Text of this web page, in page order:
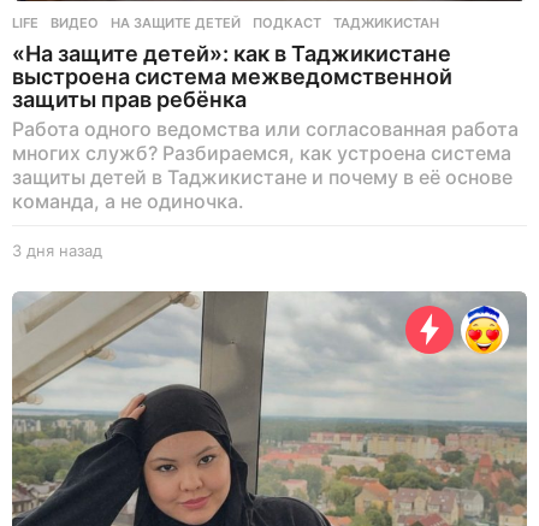
LIFE ВИДЕО ,НА ЗАЩИТЕ ДЕТЕЙ ,ПОДКАСТ ,ТАДЖИКИСТАН
«На защите детей»: как в Таджикистане
выстроена система межведомственной
защиты прав ребёнка
Работа одного ведомства или согласованная работа
многих служб? Разбираемся, как устроена система
защиты детей в Таджикистане и почему в её основе
команда, а не одиночка.
3 дня назад
н
я
н
а
а
д